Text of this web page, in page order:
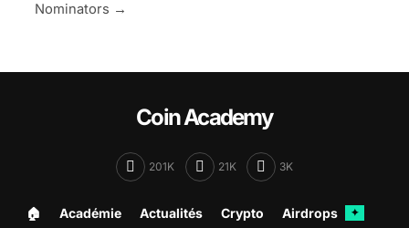
Nominators →
Coin Academy
201K 21K 3K
🏠︎ Académie Actualités Crypto Airdrops ✦